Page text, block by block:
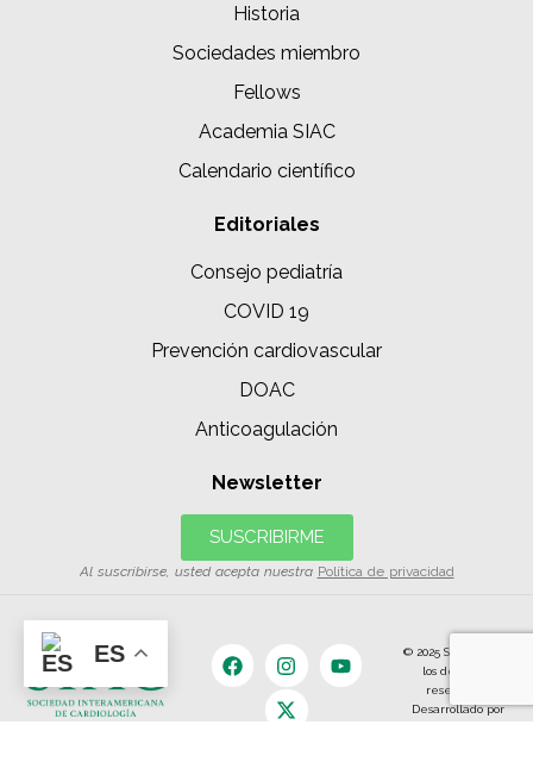
Historia
Sociedades miembro
Fellows
Academia SIAC
Calendario científico
Editoriales
Consejo pediatría
COVID 19
Prevención cardiovascular
DOAC
Anticoagulación
Newsletter
SUSCRIBIRME
Al suscribirse, usted acepta nuestra Política de privacidad
© 2025 SIAC | Todos
los derechos
reservados.
Desarrollado por
ES